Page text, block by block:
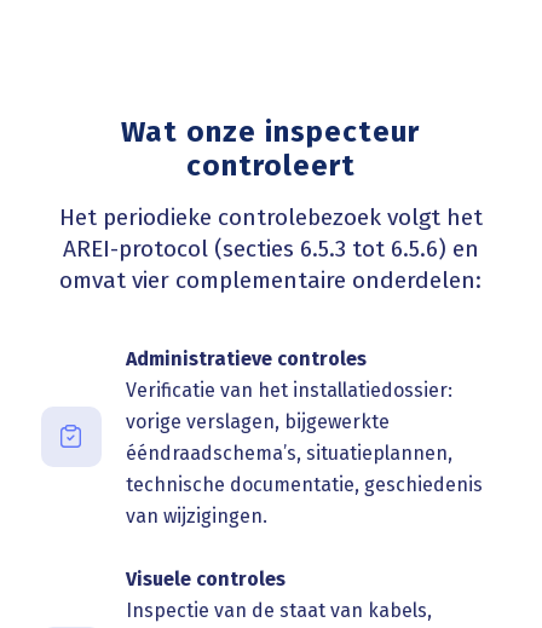
Wat onze inspecteur
controleert
Het periodieke controlebezoek volgt het
AREI-protocol (secties 6.5.3 tot 6.5.6) en
omvat vier complementaire onderdelen:
Administratieve controles
Verificatie van het installatiedossier:
vorige verslagen, bijgewerkte
ééndraadschema’s, situatieplannen,
technische documentatie, geschiedenis
van wijzigingen.
Visuele controles
Inspectie van de staat van kabels,